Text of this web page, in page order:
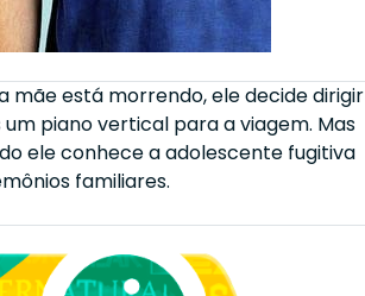
mãe está morrendo, ele decide dirigir
piano vertical para a viagem. Mas
ele conhece a adolescente fugitiva
familiares.